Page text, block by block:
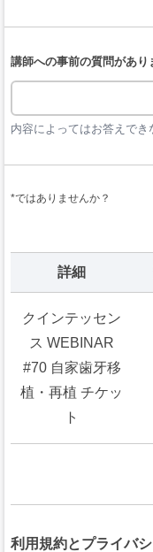
講師への事前の質問があり
内容によってはお答えでき
*ではありませんか？
詳細
クインテッセン
ス WEBINAR
#70 自家歯牙移
植・再植 チケッ
ト
利用規約とプライバ